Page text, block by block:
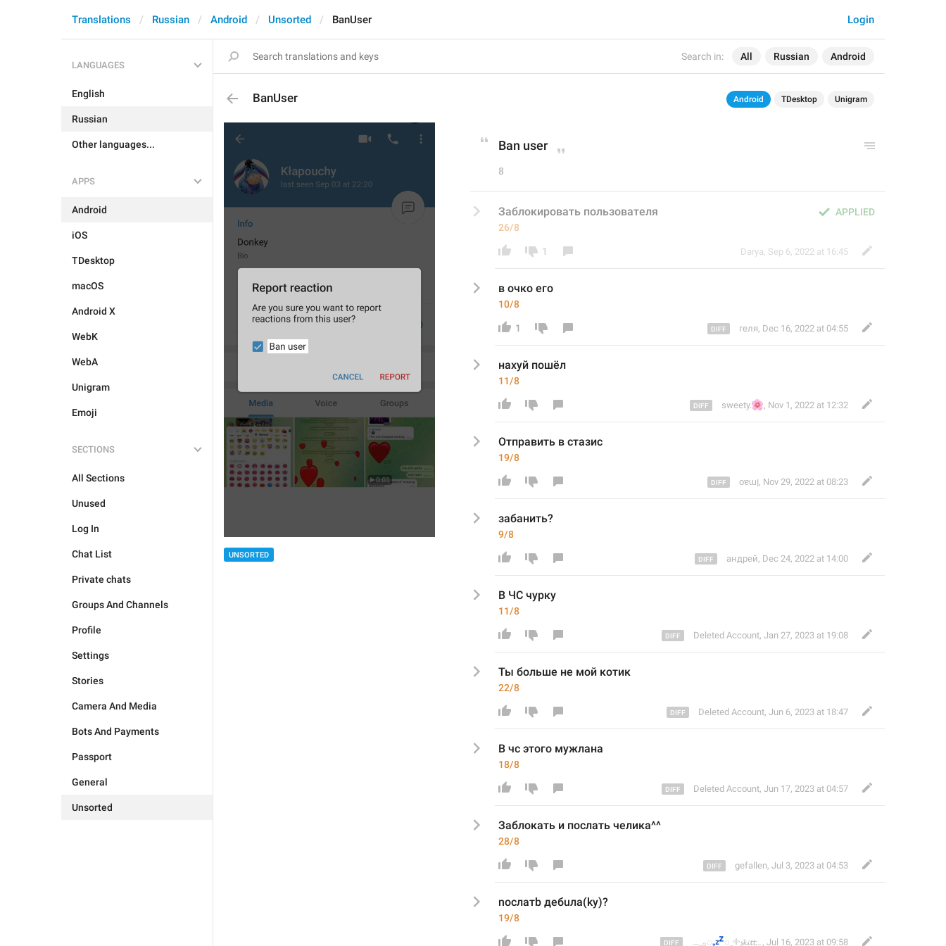
Search in: All Russian Android
Login
Translations Russian Android Unsorted BanUser
LANGUAGES
English
Russian
Other languages...
APPS
Android
iOS
TDesktop
macOS
Android X
WebK
WebA
Unigram
Emoji
SECTIONS
All Sections
Unused
Log In
Chat List
Private chats
Groups And Channels
Profile
Settings
Stories
Camera And Media
Bots And Payments
Passport
General
Unsorted
BanUser Android TDesktop Unigram
UNSORTED
Ban user
8
APPLIED
Заблокировать пользователя
26/8
1 Darya, Sep 6, 2022 at 16:45
в очко его
10/8
1 геля, Dec 16, 2022 at 04:55
нахуй пошёл
11/8
sweety.
🌸
, Nov 1, 2022 at 12:32
Отправить в стазис
19/8
oɐɯן, Nov 29, 2022 at 08:23
забанить?
9/8
андрей, Dec 24, 2022 at 14:00
В ЧС чурку
11/8
Deleted Account, Jan 27, 2023 at 19:08
Ты больше не мой котик
22/8
Deleted Account, Jun 6, 2023 at 18:47
В чс этого мужлана
18/8
Deleted Account, Jun 17, 2023 at 04:57
Заблокать и послать челика^^
28/8
gefallen, Jul 3, 2023 at 04:53
nocлaтb дeбuлa(ky)?
19/8
𓂃𓂂◌
💤◌˳𓇬𝓼𝓴𝓲𝓽𝓽𝓵𝓮𝓼ˋˏ✄┈┈ㅤ#sp1r1tk1ss3r #mocha-mocha!૮(˶ᵔᵕᵔ˶)აㅤㅤㅤㅤㅤㅤㅤ , Jul 16, 2023 at 09:58